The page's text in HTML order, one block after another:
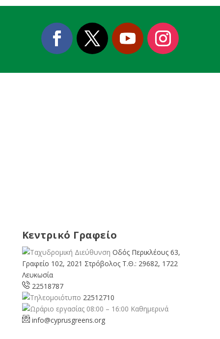
Κεντρικό Γραφείο
Οδός Περικλέους 63,
Γραφείο 102, 2021 Στρόβολος Τ.Θ.: 29682, 1722
Λευκωσία
22518787
22512710
08:00 – 16:00 Καθημερινά
info@cyprusgreens.org